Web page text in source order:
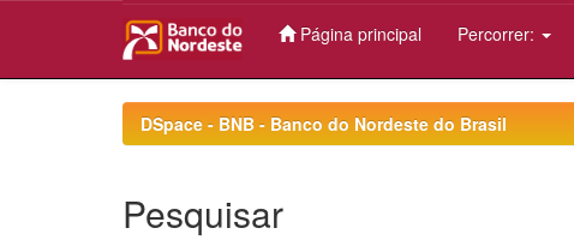
Página principal Percorrer:
DSpace - BNB - Banco do Nordeste do Brasil
Pesquisar